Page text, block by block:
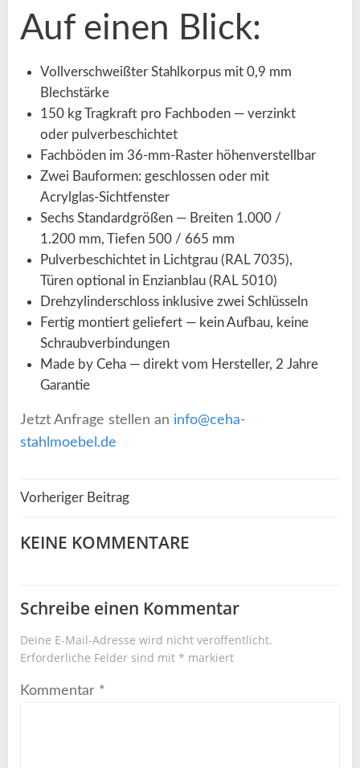
Auf einen Blick:
Vollverschweißter Stahlkorpus mit 0,9 mm
Blechstärke
150 kg Tragkraft pro Fachboden — verzinkt
oder pulverbeschichtet
Fachböden im 36-mm-Raster höhenverstellbar
Zwei Bauformen: geschlossen oder mit
Acrylglas-Sichtfenster
Sechs Standardgrößen — Breiten 1.000 /
1.200 mm, Tiefen 500 / 665 mm
Pulverbeschichtet in Lichtgrau (RAL 7035),
Türen optional in Enzianblau (RAL 5010)
Drehzylinderschloss inklusive zwei Schlüsseln
Fertig montiert geliefert — kein Aufbau, keine
Schraubverbindungen
Made by Ceha — direkt vom Hersteller, 2 Jahre
Garantie
Jetzt Anfrage stellen an info@ceha-
stahlmoebel.de
Beitragsnavigation
Vorheriger Beitrag
KEINE KOMMENTARE
Schreibe einen Kommentar
Deine E-Mail-Adresse wird nicht veröffentlicht.
Erforderliche Felder sind mit * markiert
Kommentar *